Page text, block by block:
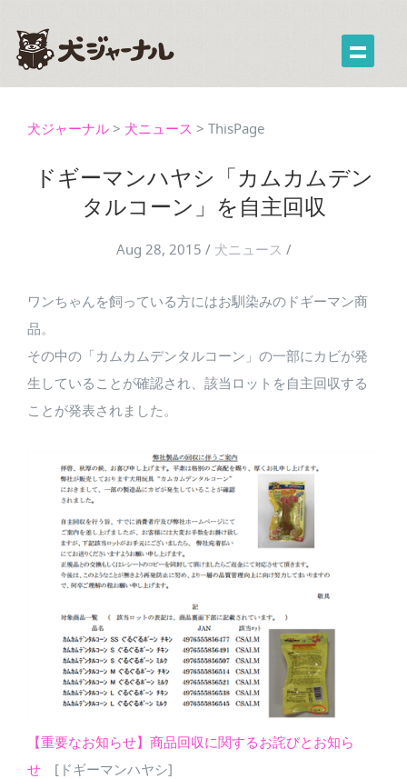
犬ジャーナル > 犬ニュース > ThisPage
ドギーマンハヤシ「カムカムデン
タルコーン」を自主回収
Aug 28, 2015 / 犬ニュース /
ワンちゃんを飼っている方にはお馴染みのドギーマン商
品。
その中の「カムカムデンタルコーン」の一部にカビが発
生していることが確認され、該当ロットを自主回収する
ことが発表されました。
【重要なお知らせ】商品回収に関するお詫びとお知ら
せ [ドギーマンハヤシ]